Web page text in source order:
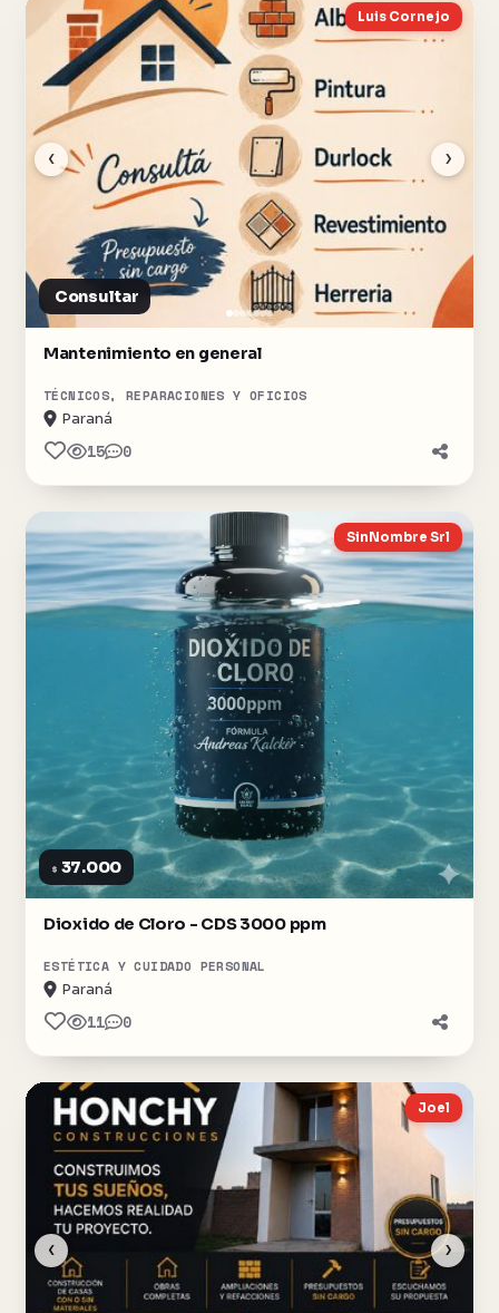
‹ ›
Luis Cornejo
Consultar
Mantenimiento en general
TÉCNICOS, REPARACIONES Y OFICIOS
Paraná
15 0
SinNombre Srl
$ 37.000
Dioxido de Cloro - CDS 3000 ppm
ESTÉTICA Y CUIDADO PERSONAL
Paraná
11 0
‹ ›
Joel